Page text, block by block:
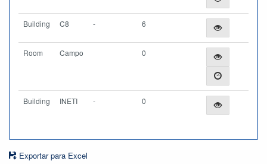
Building C8 - 6
Room Campo 0
Building INETI - 0
Exportar para Excel